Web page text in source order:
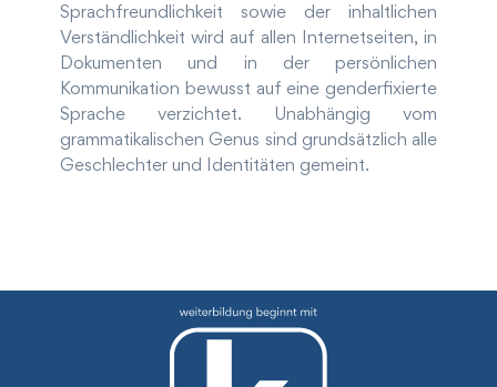
Sprachfreundlichkeit sowie der inhaltlichen
Verständlichkeit wird auf allen Internetseiten, in
Dokumenten und in der persönlichen
Kommunikation bewusst auf eine genderfixierte
Sprache verzichtet. Unabhängig vom
grammatikalischen Genus sind grundsätzlich alle
Geschlechter und Identitäten gemeint.